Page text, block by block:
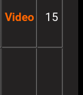
Video 15